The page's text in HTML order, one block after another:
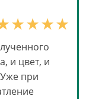
и цвет, и
при